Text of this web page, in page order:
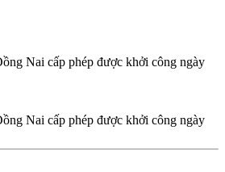
Nai cấp phép được khởi công ngày
Nai cấp phép được khởi công ngày